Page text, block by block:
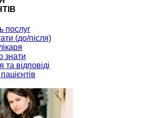
послуг
(до/після)
знати
та відповіді